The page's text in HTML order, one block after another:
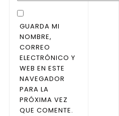
GUARDA MI
NOMBRE,
CORREO
ELECTRÓNICO Y
WEB EN ESTE
NAVEGADOR
PARA LA
PRÓXIMA VEZ
QUE COMENTE.